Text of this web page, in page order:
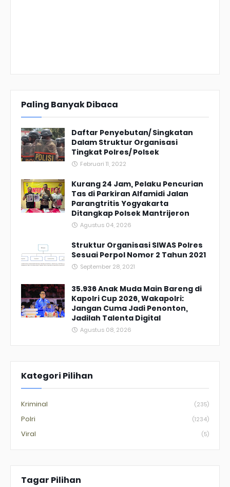
Paling Banyak Dibaca
Daftar Penyebutan/ Singkatan
Dalam Struktur Organisasi
Tingkat Polres/ Polsek
Februari 11, 2022
Kurang 24 Jam, Pelaku Pencurian
Tas di Parkiran Alfamidi Jalan
Parangtritis Yogyakarta
Ditangkap Polsek Mantrijeron
Agustus 04, 2026
Struktur Organisasi SIWAS Polres
Sesuai Perpol Nomor 2 Tahun 2021
September 28, 2021
35.936 Anak Muda Main Bareng di
Kapolri Cup 2026, Wakapolri:
Jangan Cuma Jadi Penonton,
Jadilah Talenta Digital
Agustus 08, 2026
Kategori Pilihan
Kriminal (235)
Polri (1234)
Viral (5)
Tagar Pilihan